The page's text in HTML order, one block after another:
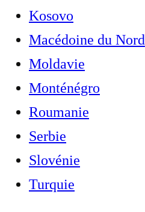
Kosovo
Macédoine du Nord
Moldavie
Monténégro
Roumanie
Serbie
Slovénie
Turquie